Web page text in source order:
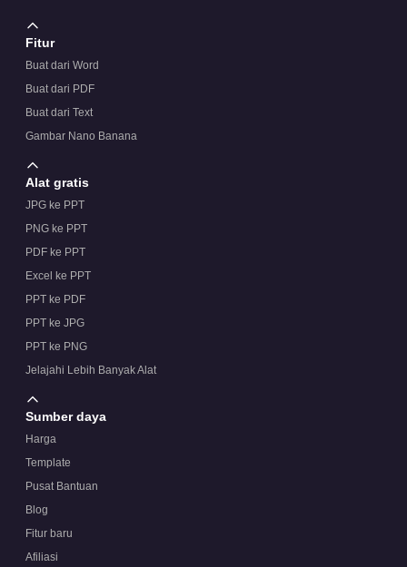
Fitur
Buat dari Word
Buat dari PDF
Buat dari Text
Gambar Nano Banana
Alat gratis
JPG ke PPT
PNG ke PPT
PDF ke PPT
Excel ke PPT
PPT ke PDF
PPT ke JPG
PPT ke PNG
Jelajahi Lebih Banyak Alat
Sumber daya
Harga
Template
Pusat Bantuan
Blog
Fitur baru
Afiliasi